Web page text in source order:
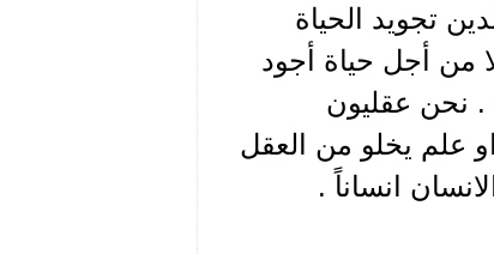
تجويد الحياة
من أجل حياة أجود
. نحن عقليون
علم يخلو من العقل
انساناً .